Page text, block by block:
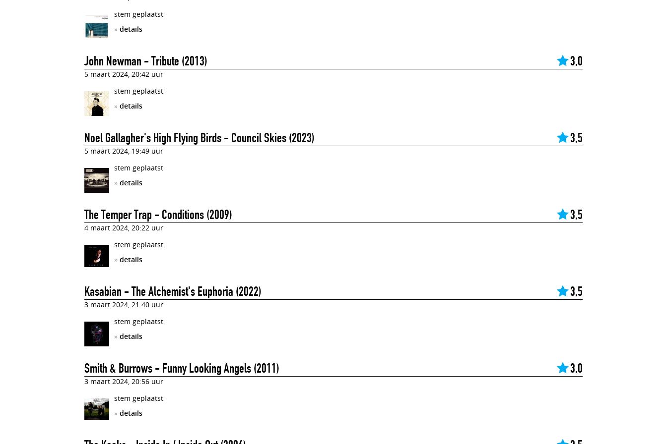
stem geplaatst
» details
John Newman - Tribute (2013) 3,0
5 maart 2024, 20:42 uur
stem geplaatst
» details
Noel Gallagher's High Flying Birds - Council Skies (2023) 3,5
5 maart 2024, 19:49 uur
stem geplaatst
» details
The Temper Trap - Conditions (2009) 3,5
4 maart 2024, 20:22 uur
stem geplaatst
» details
Kasabian - The Alchemist's Euphoria (2022) 3,5
3 maart 2024, 21:40 uur
stem geplaatst
» details
Smith & Burrows - Funny Looking Angels (2011) 3,0
3 maart 2024, 20:56 uur
stem geplaatst
» details